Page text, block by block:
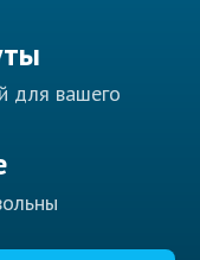
для вашего